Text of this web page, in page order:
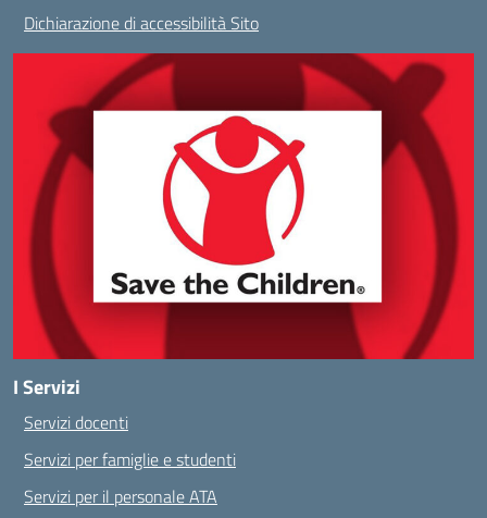
Dichiarazione di accessibilità Sito
I Servizi
Servizi docenti
Servizi per famiglie e studenti
Servizi per il personale ATA